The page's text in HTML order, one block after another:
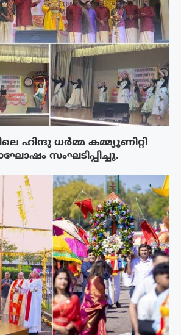
ഹിന്ദു ധർമ്മ കമ്മ്യൂണിറ്റി
സംഘടിപ്പിച്ചു.